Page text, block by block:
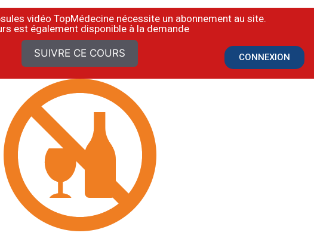
vidéo TopMédecine nécessite un abonnement au site.
est également disponible à la demande
SUIVRE CE COURS CONNEXION